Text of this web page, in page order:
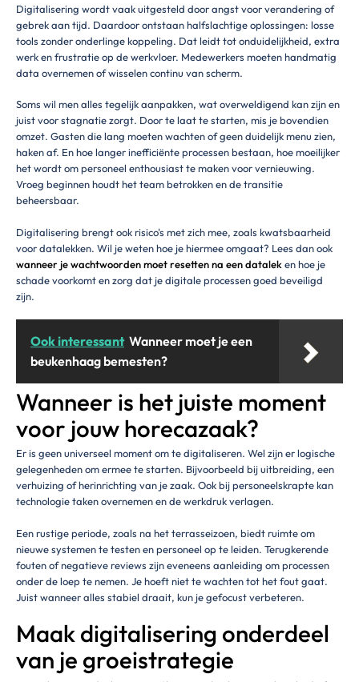
Digitalisering wordt vaak uitgesteld door angst voor verandering of
gebrek aan tijd. Daardoor ontstaan halfslachtige oplossingen: losse
tools zonder onderlinge koppeling. Dat leidt tot onduidelijkheid, extra
werk en frustratie op de werkvloer. Medewerkers moeten handmatig
data overnemen of wisselen continu van scherm.
Soms wil men alles tegelijk aanpakken, wat overweldigend kan zijn en
juist voor stagnatie zorgt. Door te laat te starten, mis je bovendien
omzet. Gasten die lang moeten wachten of geen duidelijk menu zien,
haken af. En hoe langer inefficiënte processen bestaan, hoe moeilijker
het wordt om personeel enthousiast te maken voor vernieuwing.
Vroeg beginnen houdt het team betrokken en de transitie
beheersbaar.
Digitalisering brengt ook risico's met zich mee, zoals kwatsbaarheid
voor datalekken. Wil je weten hoe je hiermee omgaat? Lees dan ook
wanneer je wachtwoorden moet resetten na een datalek en hoe je
schade voorkomt en zorg dat je digitale processen goed beveiligd
zijn.
Ook interessant Wanneer moet je een
beukenhaag bemesten?
Wanneer is het juiste moment
voor jouw horecazaak?
Er is geen universeel moment om te digitaliseren. Wel zijn er logische
gelegenheden om ermee te starten. Bijvoorbeeld bij uitbreiding, een
verhuizing of herinrichting van je zaak. Ook bij personeelskrapte kan
technologie taken overnemen en de werkdruk verlagen.
Een rustige periode, zoals na het terrasseizoen, biedt ruimte om
nieuwe systemen te testen en personeel op te leiden. Terugkerende
fouten of negatieve reviews zijn eveneens aanleiding om processen
onder de loep te nemen. Je hoeft niet te wachten tot het fout gaat.
Juist wanneer alles stabiel draait, kun je gefocust verbeteren.
Maak digitalisering onderdeel
van je groeistrategie